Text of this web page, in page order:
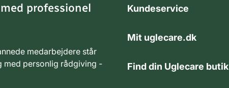
professionel
medarbejdere står
med personlig rådgiving -
Kundeservice
Mit uglecare.dk
Find din Uglecare butik